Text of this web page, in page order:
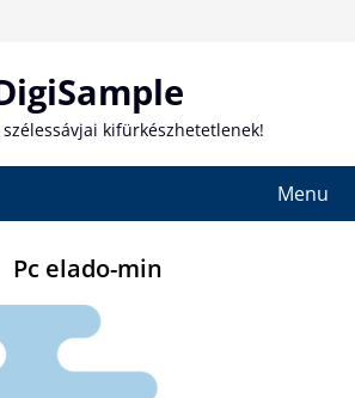
kifürkészhetetlenek!
Menu
Pc elado-min